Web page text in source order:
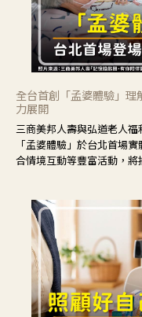
全台首創「孟婆體驗」
力展開
三商美邦人壽與弘道老人
「孟婆體驗」於台北首場
合情境互動等豐富活動，